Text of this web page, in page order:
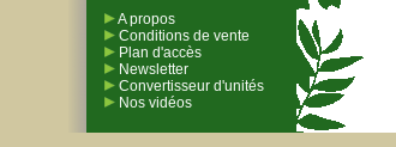
A propos
Conditions de vente
Plan d'accès
Newsletter
Convertisseur d'unités
Nos vidéos